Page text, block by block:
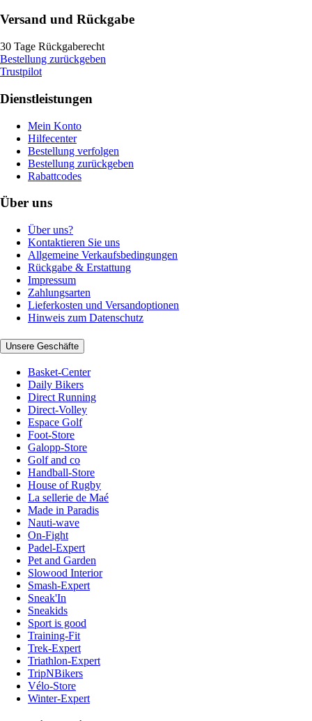
Versand und Rückgabe
30 Tage Rückgaberecht
Bestellung zurückgeben
Trustpilot
Dienstleistungen
Mein Konto
Hilfecenter
Bestellung verfolgen
Bestellung zurückgeben
Rabattcodes
Über uns
Über uns?
Kontaktieren Sie uns
Allgemeine Verkaufsbedingungen
Rückgabe & Erstattung
Impressum
Zahlungsarten
Lieferkosten und Versandoptionen
Hinweis zum Datenschutz
Unsere Geschäfte
Basket-Center
Daily Bikers
Direct Running
Direct-Volley
Espace Golf
Foot-Store
Galopp-Store
Golf and co
Handball-Store
House of Rugby
La sellerie de Maé
Made in Paradis
Nauti-wave
On-Fight
Padel-Expert
Pet and Garden
Slowood Interior
Smash-Expert
Sneak'In
Sneakids
Sport is good
Training-Fit
Trek-Expert
Triathlon-Expert
TripNBikers
Vélo-Store
Winter-Expert